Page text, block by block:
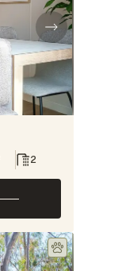
2